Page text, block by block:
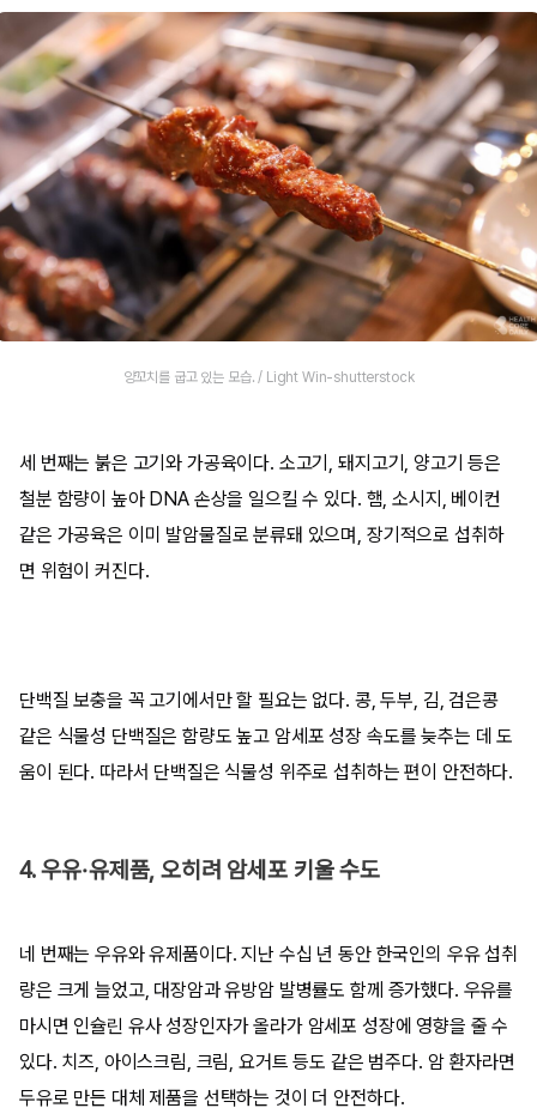
양꼬치를 굽고 있는 모습. / Light Win-shutterstock
세 번째는 붉은 고기와 가공육이다. 소고기, 돼지고기, 양고기 등은
철분 함량이 높아 DNA 손상을 일으킬 수 있다. 햄, 소시지, 베이컨
같은 가공육은 이미 발암물질로 분류돼 있으며, 장기적으로 섭취하
면 위험이 커진다.
단백질 보충을 꼭 고기에서만 할 필요는 없다. 콩, 두부, 김, 검은콩
같은 식물성 단백질은 함량도 높고 암세포 성장 속도를 늦추는 데 도
움이 된다. 따라서 단백질은 식물성 위주로 섭취하는 편이 안전하다.
4. 우유·유제품, 오히려 암세포 키울 수도
네 번째는 우유와 유제품이다. 지난 수십 년 동안 한국인의 우유 섭취
량은 크게 늘었고, 대장암과 유방암 발병률도 함께 증가했다. 우유를
마시면 인슐린 유사 성장인자가 올라가 암세포 성장에 영향을 줄 수
있다. 치즈, 아이스크림, 크림, 요거트 등도 같은 범주다. 암 환자라면
두유로 만든 대체 제품을 선택하는 것이 더 안전하다.